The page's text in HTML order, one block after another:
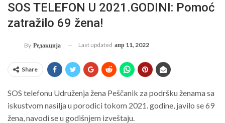
SOS TELEFON U 2021.GODINI: Pomoć
zatražilo 69 žena!
By Редакција Last updated апр 11, 2022
Share
SOS telefonu Udruženja žena Peščanik za podršku ženama sa
iskustvom nasilja u porodici tokom 2021. godine, javilo se 69
žena, navodi se u godišnjem izveštaju.